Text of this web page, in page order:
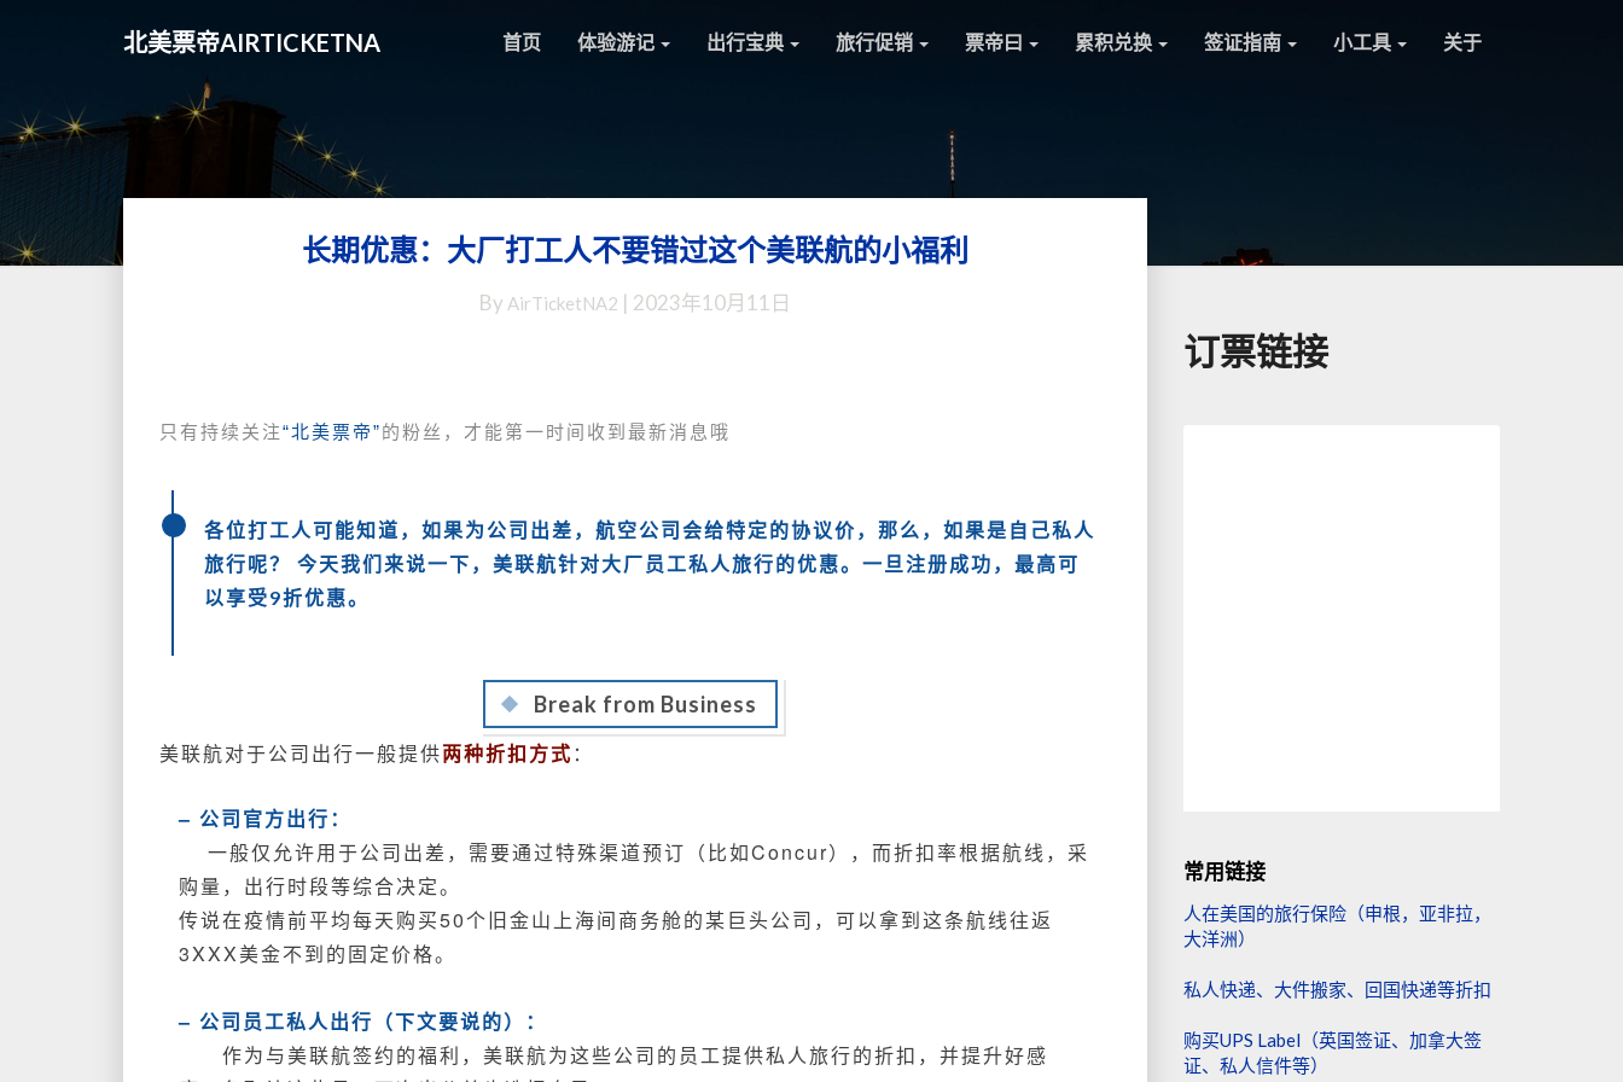
北美票帝AIRTICKETNA 首页 体验游记 出行宝典 旅行促销 票帝曰 累积兑换 签证指南 小工具 关于
长
优
打
不
要
错
美
联
福
长期优惠：大厂打工人不要错过这个美联航的小福利
By AirTicketNA2 2023年10月11日
只有持续关注“北美票帝”的粉丝，才能第一时间收到最新消息哦
各位打工人可能知道，如果为公司出差，航空公司会给特定的协议价，那么，如果是自己私人
旅行呢？ 今天我们来说一下，美联航针对大厂员工私人旅行的优惠。一旦注册成功，最高可
以享受9折优惠。
Break from Business
美联航对于公司出行一般提供两种折扣方式 ：
– 公司官方出行：
一般仅允许用于公司出差，需要通过特殊渠道预订（比如Concur），而折扣率根据航线，采
购量，出行时段等综合决定。
传说在疫情前平均每天购买50个旧金山上海间商务舱的某巨头公司，可以拿到这条航线往返
3XXX美金不到的固定价格。
– 公司员工私人出行（下文要说的）：
作为与美联航签约的福利，美联航为这些公司的员工提供私人旅行的折扣，并提升好感
订票链接
常用链接
人在美国的旅行保险（申根，亚非拉，
大洋洲）
私人快递、大件搬家、回国快递等折扣
购买UPS Label（英国签证、加拿大签
证、私人信件等）